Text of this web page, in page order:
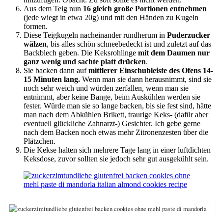
Aus dem Teig nun 16 gleich große Portionen entnehmen
(jede wiegt in etwa 20g) und mit den Händen zu Kugeln
formen.
Diese Teigkugeln nacheinander rundherum in Puderzucker
wälzen, bis alles schön schneebedeckt ist und zuletzt auf das
Backblech geben. Die Keksrohlinge mit dem Daumen nur
ganz wenig und sachte platt drücken.
Sie backen dann aufmittlerer Einschubleiste des Ofens 14-
15 Minuten lang. Wenn man sie dann herausnimmt, sind sie
noch sehr weich und würden zerfallen, wenn man sie
entnimmt, aber keine Bange, beim Auskühlen werden sie
fester. Würde man sie so lange backen, bis sie fest sind, hätte
man nach dem Abkühlen Brikett, traurige Keks- (dafür aber
eventuell glückliche Zahnarzt-) Gesichter. Ich gebe gerne
nach dem Backen noch etwas mehr Zitronenzesten über die
Plätzchen.
Die Kekse halten sich mehrere Tage lang in einer luftdichten
Keksdose, zuvor sollten sie jedoch sehr gut ausgekühlt sein.